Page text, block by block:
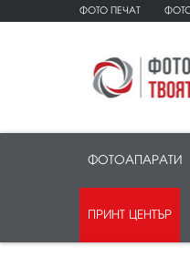
ФОТО ПЕЧАТ
ФОТОАПАРАТИ
ПРИНТ ЦЕНТЪР